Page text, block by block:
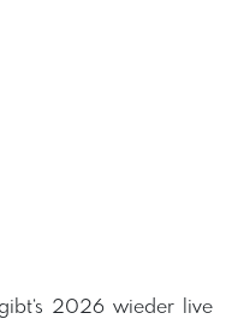
2026 wieder live